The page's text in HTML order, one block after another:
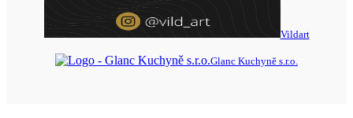
Vildart
Glanc Kuchyně s.r.o.